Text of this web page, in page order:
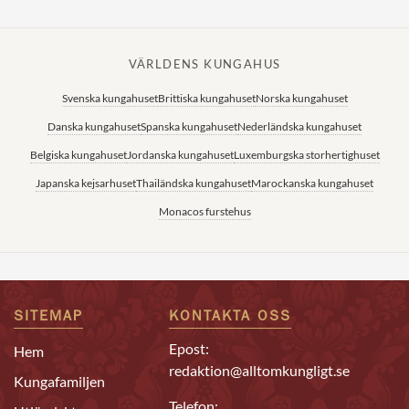
VÄRLDENS KUNGAHUS
Svenska kungahusetBrittiska kungahusetNorska kungahuset
Danska kungahusetSpanska kungahusetNederländska kungahuset
Belgiska kungahusetJordanska kungahusetLuxemburgska storhertighuset
Japanska kejsarhusetThailändska kungahusetMarockanska kungahuset
Monacos furstehus
SITEMAP
Hem
Kungafamiljen
KONTAKTA OSS
Epost:
redaktion@alltomkungligt.se